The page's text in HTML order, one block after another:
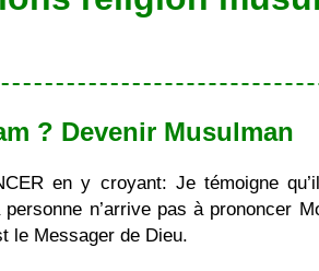
? Devenir Musulman
en y croyant: Je témoigne
n’arrive pas à prononcer
le Messager de Dieu.